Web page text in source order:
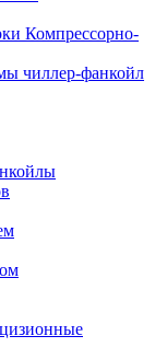
Компрессорно-
чиллер-фанкойл